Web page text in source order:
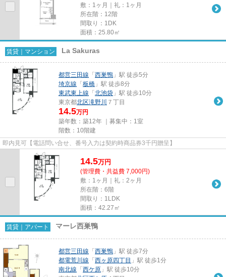
敷：1ヶ月｜礼：1ヶ月
所在階：12階
間取り：1DK
面積：25.80㎡
賃貸｜マンション La Sakuras
都営三田線 「 西巣鴨 」駅 徒歩5分
埼京線 「 板橋 」駅 徒歩8分
東武東上線 「 北池袋 」駅 徒歩10分
東京都北区滝野川 ７丁目
14.5万円
築年数：築12年 ｜募集中： 1室
階数：10階建
即内見可【電話問い合せ、番号入力は契約時商品券3千円贈呈】
14.5万円
(管理費・共益費 7,000円)
敷：1ヶ月｜礼：2ヶ月
所在階：6階
間取り：1LDK
面積：42.27㎡
賃貸｜アパート マーレ西巣鴨
都営三田線 「 西巣鴨 」駅 徒歩7分
都電荒川線 「 西ヶ原四丁目 」駅 徒歩1分
南北線 「 西ケ原 」駅 徒歩10分